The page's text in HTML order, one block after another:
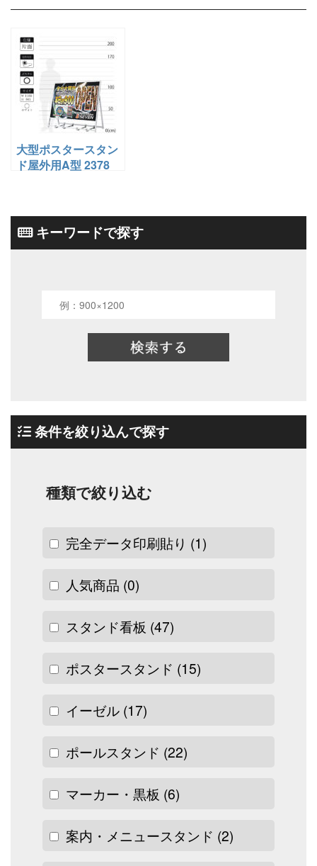
大型ポスタースタン
ド屋外用A型 2378
キーワードで探す
条件を絞り込んで探す
種類で絞り込む
完全データ印刷貼り (1)
人気商品 (0)
スタンド看板 (47)
ポスタースタンド (15)
イーゼル (17)
ポールスタンド (22)
マーカー・黒板 (6)
案内・メニュースタンド (2)